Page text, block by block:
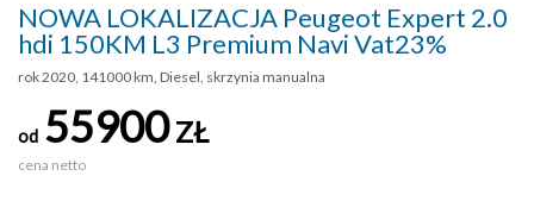
NOWA LOKALIZACJA Peugeot Expert 2.0
hdi 150KM L3 Premium Navi Vat23%
rok 2020, 141000 km, Diesel, skrzynia manualna
od 55900ZŁ
cena netto